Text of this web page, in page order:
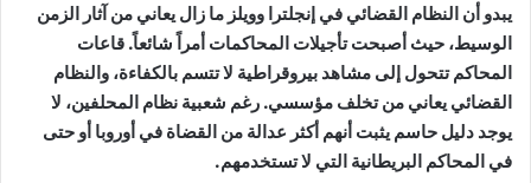
يبدو أن النظام القضائي في إنجلترا وويلز ما زال يعاني من آثار الزمن
الوسيط، حيث أصبحت تأجيلات المحاكمات أمراً شائعاً. قاعات
المحاكم تتحول إلى مشاهد بيروقراطية لا تتسم بالكفاءة، والنظام
القضائي يعاني من تخلف مؤسسي. رغم شعبية نظام المحلفين، لا
يوجد دليل حاسم يثبت أنهم أكثر عدالة من القضاة في أوروبا أو حتى
في المحاكم البريطانية التي لا تستخدمهم.